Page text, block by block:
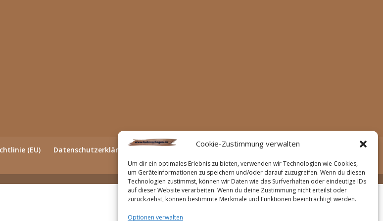
Cookie-Zustimmung verwalten
Um dir ein optimales Erlebnis zu bieten, verwenden wir Technologien wie Cookies,
um Geräteinformationen zu speichern und/oder darauf zuzugreifen. Wenn du diesen
Technologien zustimmst, können wir Daten wie das Surfverhalten oder eindeutige IDs
auf dieser Website verarbeiten. Wenn du deine Zustimmung nicht erteilst oder
zurückziehst, können bestimmte Merkmale und Funktionen beeinträchtigt werden.
Optionen verwalten
(EU) Datenschutzerklärung (EU)
Geschäftsbedingungen